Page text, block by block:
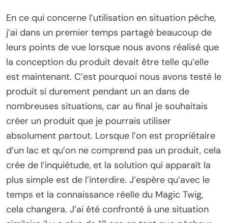
En ce qui concerne l’utilisation en situation pêche,
j’ai dans un premier temps partagé beaucoup de
leurs points de vue lorsque nous avons réalisé que
la conception du produit devait être telle qu’elle
est maintenant. C’est pourquoi nous avons testé le
produit si durement pendant un an dans de
nombreuses situations, car au final je souhaitais
créer un produit que je pourrais utiliser
absolument partout. Lorsque l’on est propriétaire
d’un lac et qu’on ne comprend pas un produit, cela
crée de l’inquiétude, et la solution qui apparaît la
plus simple est de l’interdire. J’espère qu’avec le
temps et la connaissance réelle du Magic Twig,
cela changera. J’ai été confronté à une situation